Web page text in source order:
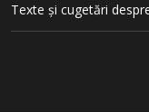
Texte și cugetări